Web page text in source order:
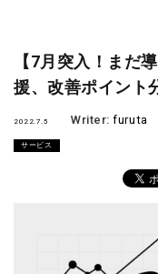
【7月突入！まだ
援、改善ポイント
2022.7.5 Writer:furuta
サービス